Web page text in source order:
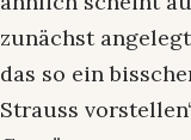
zunächst
das so ein
Strauss